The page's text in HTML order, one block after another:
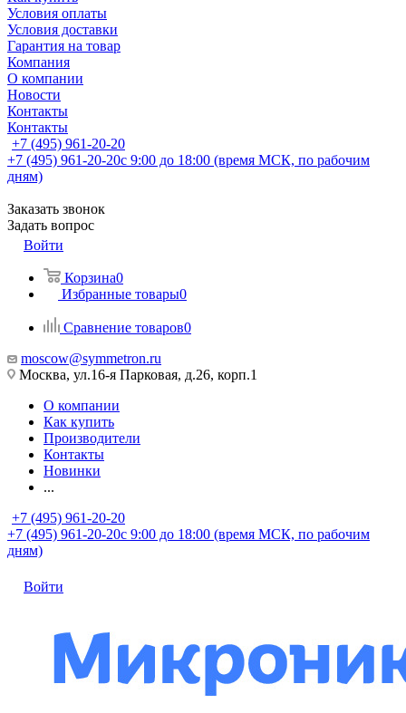
Условия оплаты
Условия доставки
Гарантия на товар
Компания
О компании
Новости
Контакты
Контакты
+7 (495) 961-20-20
+7 (495) 961-20-20с 9:00 до 18:00 (время МСК, по рабочим
дням)
Заказать звонок
Задать вопрос
Войти
Корзина0
Избранные товары0
Сравнение товаров0
moscow@symmetron.ru
Москва, ул.16-я Парковая, д.26, корп.1
О компании
Как купить
Производители
Контакты
Новинки
...
+7 (495) 961-20-20
+7 (495) 961-20-20с 9:00 до 18:00 (время МСК, по рабочим
дням)
Войти